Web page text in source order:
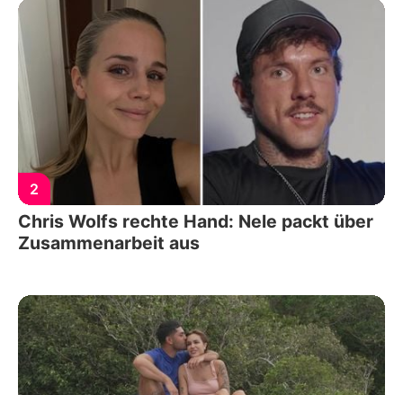
2
Chris Wolfs rechte Hand: Nele packt über
Zusammenarbeit aus